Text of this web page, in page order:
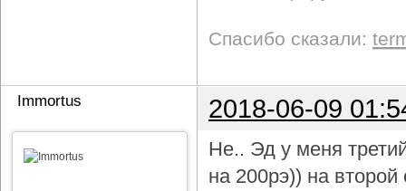
Спасибо сказали:
Immortus 2018-06-09
Не.. Эд у меня
на 200рэ)) на